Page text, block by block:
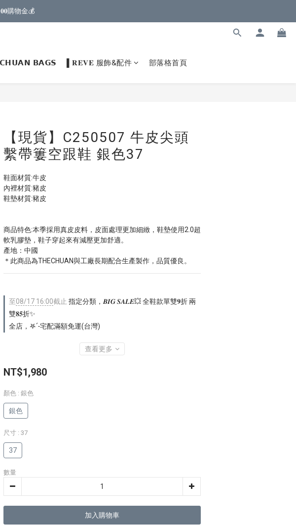
購物金💰
𝗕𝗔𝗚𝗦 ▌𝐑𝐄𝐕𝐄 服飾&配件 部落格首頁
【現貨】C250507 牛皮尖頭
繫帶簍空跟鞋 銀色37
鞋面材質:牛皮
內裡材質:豬皮
鞋墊材質:豬皮
商品特色:本季採用真皮皮料，皮面處理更加細緻，鞋墊使用2.0超
軟乳膠墊，鞋子穿起來有減壓更加舒適。
產地：中國
＊此商品為THECHUAN與工廠長期配合生產製作，品質優良。
至08/17 16:00截止 指定分類，𝑩𝑰𝑮 𝑺𝑨𝑳𝑬💥 全鞋款單雙𝟗折 兩
雙𝟖𝟓折✨
全店，𖤐ˊ˗宅配滿額免運(台灣)
查看更多
NT$1,980
顏色 : 銀色
銀色
尺寸 : 37
37
數量
加入購物車